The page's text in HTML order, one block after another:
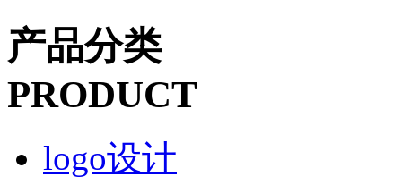
产品分类
PRODUCT
logo设计